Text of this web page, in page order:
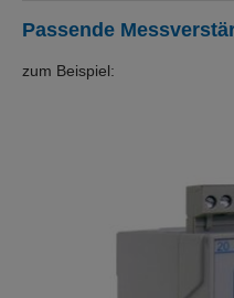
Passende
zum Beispiel: